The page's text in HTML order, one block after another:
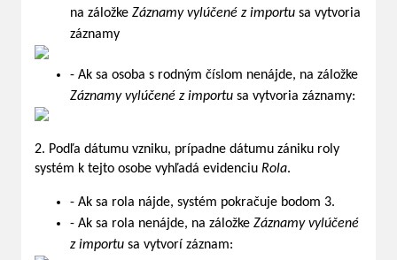
na záložke Záznamy vylúčené z importu sa vytvoria
záznamy
- Ak sa osoba s rodným číslom nenájde, na záložke
Záznamy vylúčené z importu sa vytvoria záznamy:
2. Podľa dátumu vzniku, prípadne dátumu zániku roly
systém k tejto osobe vyhľadá evidenciu Rola.
- Ak sa rola nájde, systém pokračuje bodom 3.
- Ak sa rola nenájde, na záložke Záznamy vylúčené
z importu sa vytvorí záznam: